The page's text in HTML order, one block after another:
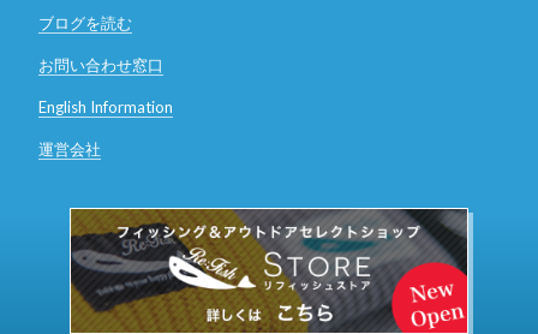
ブログを読む
お問い合わせ窓口
English Information
運営会社